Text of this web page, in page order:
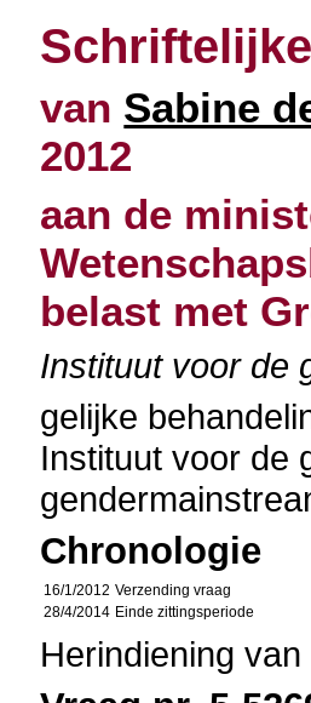
van Sabine
2012
aan de
belast met
Instituut voor de
gelijke
Instituut voor de
Chronologie
16/1/2012 Verzending vraag
28/4/2014 Einde zittingsperiode
Herindiening